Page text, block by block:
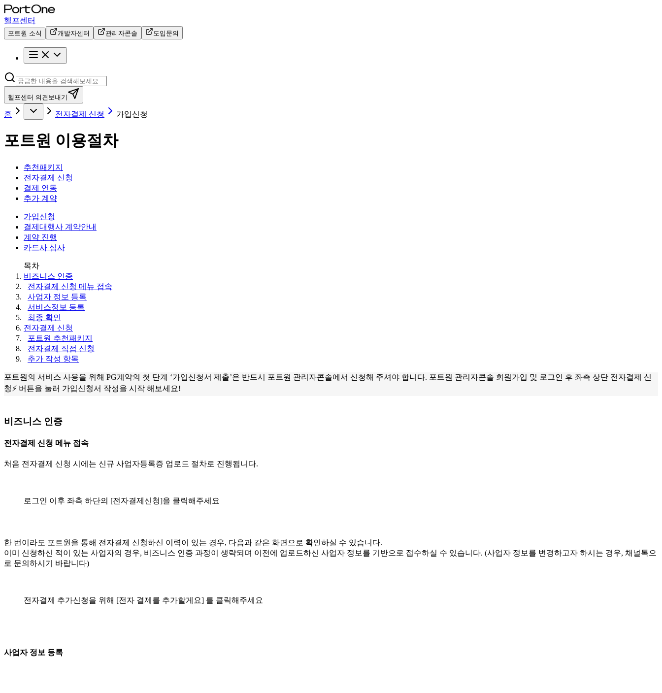
헬프센터
포트원 소식 개발자센터 관리자콘솔 도입문의
헬프센터 의견보내기
홈 전자결제 신청 가입신청
포트원 이용절차
추천패키지
전자결제 신청
결제 연동
추가 계약
가입신청
결제대행사 계약안내
계약 진행
카드사 심사
목차
비즈니스 인증
전자결제 신청 메뉴 접속
사업자 정보 등록
서비스정보 등록
최종 확인
전자결제 신청
포트원 추천패키지
전자결제 직접 신청
추가 작성 항목
포트원의 서비스 사용을 위해 PG계약의 첫 단계 ‘가입신청서 제출’은 반드시 포트원 관리자콘솔에서 신청해 주셔야 합니다. 포트원 관리자콘솔 회원가입 및 로그인 후 좌측 상단 전자결제 신
청⚡ 버튼을 눌러 가입신청서 작성을 시작 해보세요!
비즈니스 인증
전자결제 신청 메뉴 접속
처음 전자결제 신청 시에는 신규 사업자등록증 업로드 절차로 진행됩니다.
로그인 이후 좌측 하단의 [전자결제신청]을 클릭해주세요
한 번이라도 포트원을 통해 전자결제 신청하신 이력이 있는 경우, 다음과 같은 화면으로 확인하실 수 있습니다.
이미 신청하신 적이 있는 사업자의 경우, 비즈니스 인증 과정이 생략되며 이전에 업로드하신 사업자 정보를 기반으로 접수하실 수 있습니다. (사업자 정보를 변경하고자 하시는 경우, 채널톡으
로 문의하시기 바랍니다)
전자결제 추가신청을 위해 [전자 결제를 추가할게요] 를 클릭해주세요
사업자 정보 등록